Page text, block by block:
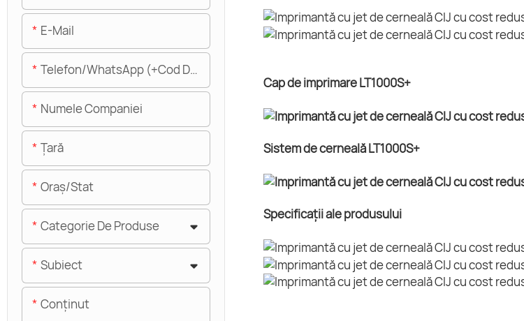
Cap de imprimare LT1000S+
Sistem de cerneală LT1000S+
Specificații ale produsului
E-Mail
Telefon/WhatsApp (+Cod De Zonă)
Numele Companiei
Ţară
Oraș/stat
Categorie De Produse
Subiect
Conţinut